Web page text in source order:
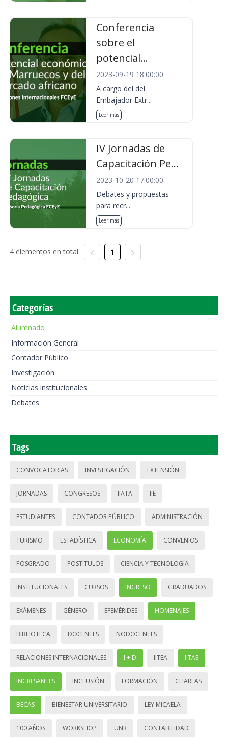
Conferencia
sobre el
potencial...
2023-09-19 18:00:00
A cargo del del
Embajador Extr...
Leer más
IV Jornadas de
Capacitación Pe...
2023-10-20 17:00:00
Debates y propuestas
para recr...
Leer más
4 elementos en total: 1
Categorías
Alumnado
Información General
Contador Público
Investigación
Noticias institucionales
Debates
Tags
CONVOCATORIAS INVESTIGACIÓN EXTENSIÓN
JORNADAS CONGRESOS IIATA IIE
ESTUDIANTES CONTADOR PÚBLICO ADMINISTRACIÓN
TURISMO ESTADÍSTICA ECONOMÍA CONVENIOS
POSGRADO POSTÍTULOS CIENCIA Y TECNOLOGÍA
INSTITUCIONALES CURSOS INGRESO GRADUADOS
EXÁMENES GÉNERO EFEMÉRIDES HOMENAJES
BIBLIOTECA DOCENTES NODOCENTES
RELACIONES INTERNACIONALES I + D IITEA IITAE
INGRESANTES INCLUSIÓN FORMACIÓN CHARLAS
BECAS BIENESTAR UNIVERSITARIO LEY MICAELA
100 AÑOS WORKSHOP UNR CONTABILIDAD